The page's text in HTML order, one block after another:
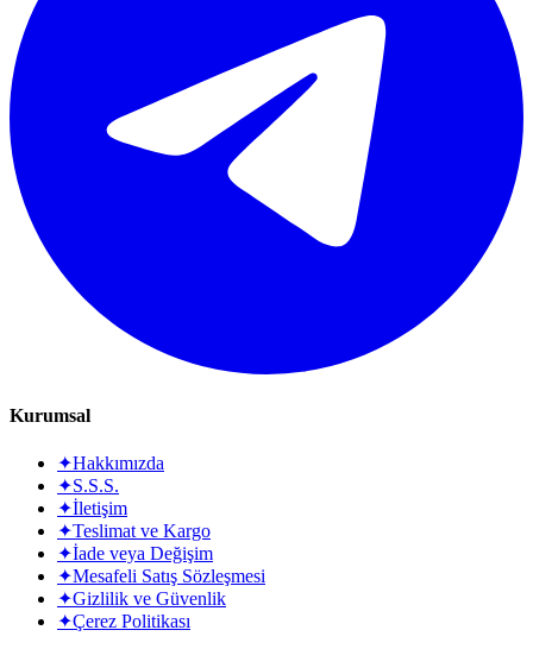
Kurumsal
✦Hakkımızda
✦S.S.S.
✦İletişim
✦Teslimat ve Kargo
✦İade veya Değişim
✦Mesafeli Satış Sözleşmesi
✦Gizlilik ve Güvenlik
✦Çerez Politikası